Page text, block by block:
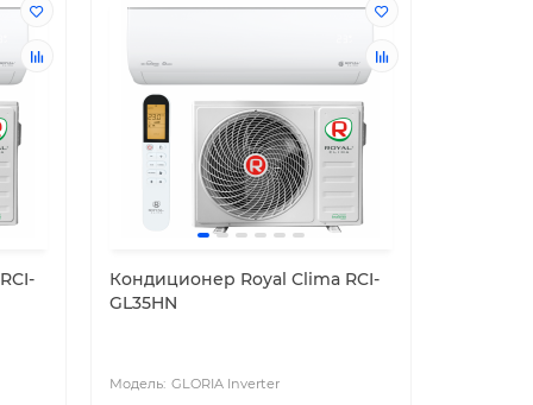
Кондиционер Royal Clima RCI-
GL35HN
GLORIA Inverter